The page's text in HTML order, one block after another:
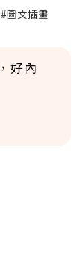
#圖文插畫
好內